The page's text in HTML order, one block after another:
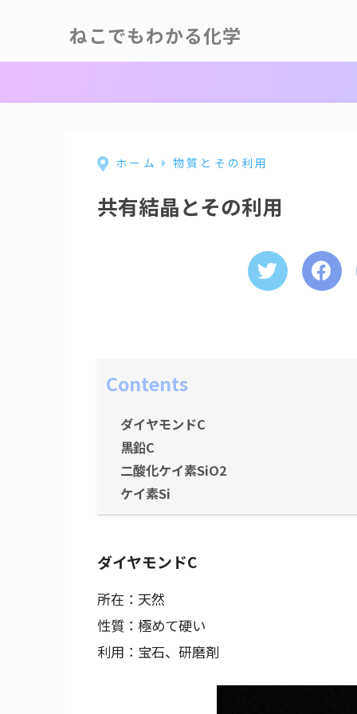
ねこでもわかる化学
ホーム 物質とその利用
共有結晶とその利用
Contents
ダイヤモンドC
黒鉛C
二酸化ケイ素SiO2
ケイ素Si
ダイヤモンドC
所在：天然
性質：極めて硬い
利用：宝石、研磨剤